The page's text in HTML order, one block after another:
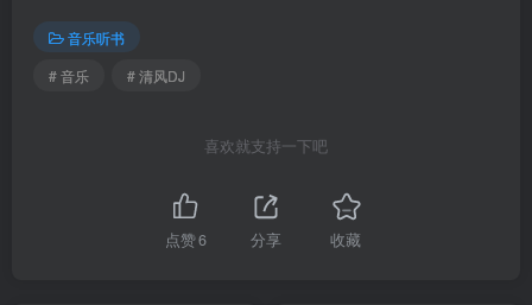
音乐听书
# 音乐
# 清风DJ
喜欢就支持一下吧
点赞6 分享 收藏